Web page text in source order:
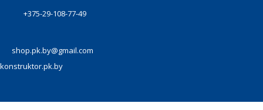
+375-29-108-77-49
shop.pk.by@gmail.com
konstruktor.pk.by